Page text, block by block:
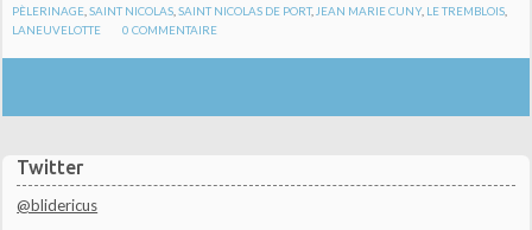
Twitter
@blidericus
PÈLERINAGE ,SAINT NICOLAS ,SAINT NICOLAS DE PORT, JEAN MARIE CUNY, LE TREMBLOIS
LANEUVELOTTE
0 COMMENTAIRE